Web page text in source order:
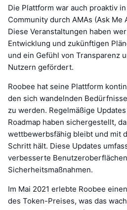
Die Plattform war auch proaktiv
Community durch AMAs (Ask Me
Diese Veranstaltungen haben
Entwicklung und zukünftigen
und ein Gefühl von Transparenz
Nutzern gefördert.
Roobee hat seine Plattform
den sich wandelnden
zu werden. Regelmäßige
Roadmap haben sichergestellt,
wettbewerbsfähig bleibt und mit
Schritt hält. Diese Updates
verbesserte
Sicherheitsmaßnahmen.
Im Mai 2021 erlebte Roobee
des Token-Preises, was das